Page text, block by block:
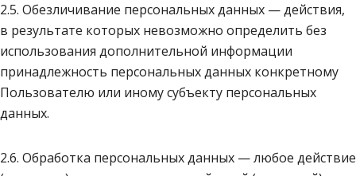
2.5. Обезличивание персональных данных — действия,
в результате которых невозможно определить без
использования дополнительной информации
принадлежность персональных данных конкретному
Пользователю или иному субъекту персональных
данных.
2.6. Обработка персональных данных — любое действие